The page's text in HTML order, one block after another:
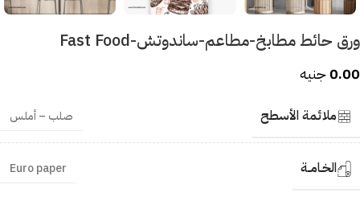
ورق حائط مطابخ-مطاعم-ساندوتش-Fast Food
0.00جنيه
ملائمة الأسطح صلب – أملس
الخـامــة Euro paper